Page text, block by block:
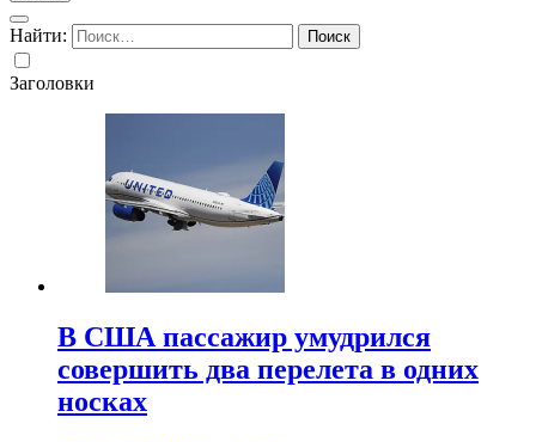
Найти:
Заголовки
В США пассажир умудрился
совершить два перелета в одних
носках